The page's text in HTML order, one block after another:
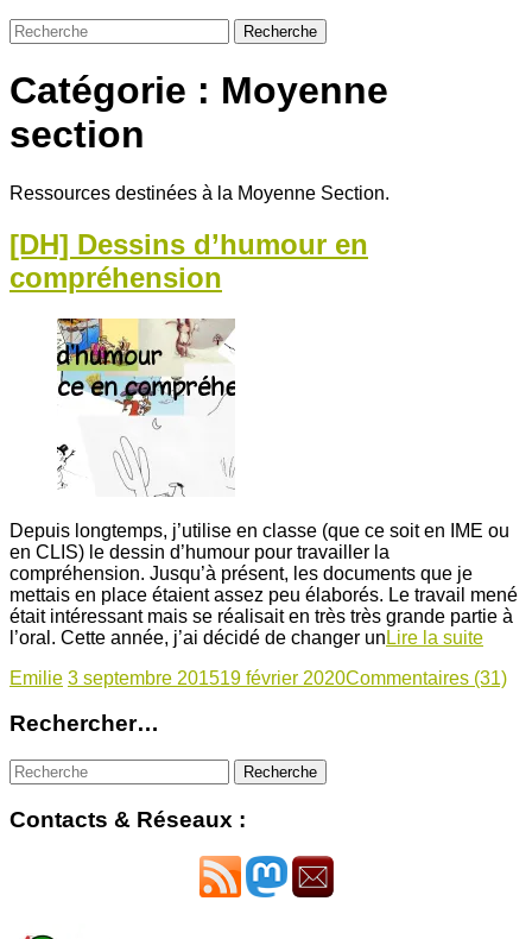
Catégorie : Moyenne
section
Ressources destinées à la Moyenne Section.
[DH] Dessins d’humour en
compréhension
Depuis longtemps, j’utilise en classe (que ce soit en IME ou
en CLIS) le dessin d’humour pour travailler la
compréhension. Jusqu’à présent, les documents que je
mettais en place étaient assez peu élaborés. Le travail mené
était intéressant mais se réalisait en très très grande partie à
l’oral. Cette année, j’ai décidé de changer un Lire la suite
Emilie 3 septembre 201519 février 2020Commentaires (31)
Rechercher…
Contacts & Réseaux :